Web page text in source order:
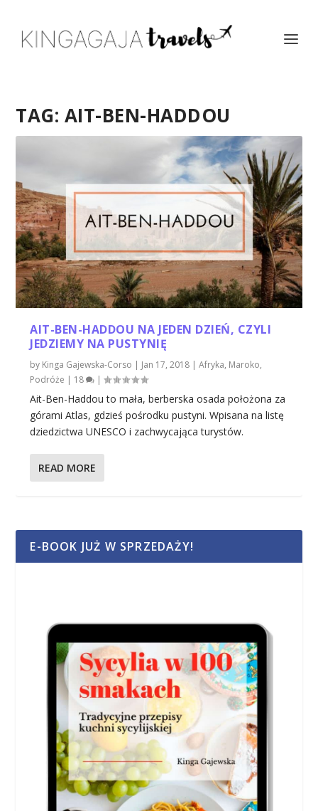
TAG: AIT-BEN-HADDOU
AIT-BEN-HADDOU NA JEDEN DZIEŃ, CZYLI
JEDZIEMY NA PUSTYNIĘ
by Kinga Gajewska-Corso | Jan 17, 2018 |Afryka, Maroko,
Podróże | 18 |
Ait-Ben-Haddou to mała, berberska osada położona za
górami Atlas, gdzieś pośrodku pustyni. Wpisana na listę
dziedzictwa UNESCO i zachwycająca turystów.
READ MORE
E-BOOK JUŻ W SPRZEDAŻY!